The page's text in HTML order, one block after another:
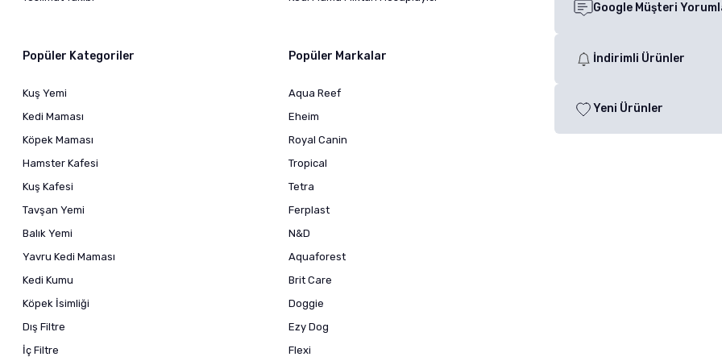
Popüler Kategoriler
Kuş Yemi
Kedi Maması
Köpek Maması
Hamster Kafesi
Kuş Kafesi
Tavşan Yemi
Balık Yemi
Yavru Kedi Maması
Kedi Kumu
Köpek İsimliği
Dış Filtre
İç Filtre
Popüler Markalar
Aqua Reef
Eheim
Royal Canin
Tropical
Tetra
Ferplast
N&D
Aquaforest
Brit Care
Doggie
Ezy Dog
Flexi
Google Müşteri
İndirimli Ürünler
Yeni Ürünler